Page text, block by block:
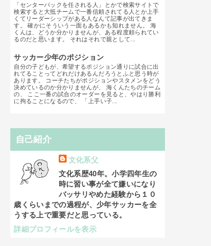
「センターバックを任される人」とかで検索サイトで
検索すると大抵チームで一番信頼されてる人とか上手
くてリーダーシップがある人なんて記事が出てきま
す。 確かにそういう一面もあるかも知れません。 海
くんは、どうか分かりませんが、ある程度頼られてい
るのだと思います。 それはそれで親として...
サッカー少年のポジション
自分の子どもが、希望するポジション通りに試合に出
れてることってどれだけあるんだろうとふと思う時が
あります。 コーチたちがポジションやスタメンをどう
決めているのか分かりませんが、 海くんたちのチーム
の、 ここ一番の試合のオーダーを見ると、やはり勝利
に拘ることになるので、 「上手い子...
自己紹介
文化系父
文化系歴40年。小学四年生の
時に習い事が全て嫌いになり
バッサリやめた経験から１０
歳くらいまでの過程が、少年サッカーを全
うする上で重要だと思っている。
詳細プロフィールを表示